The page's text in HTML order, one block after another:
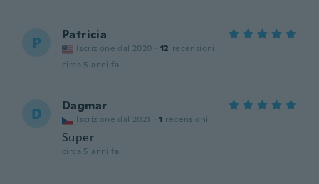
P Patricia
Iscrizione dal 2020 · 12 recensioni
circa 5 anni fa
D Dagmar
Iscrizione dal 2021 · 1 recensioni
Super
circa 5 anni fa